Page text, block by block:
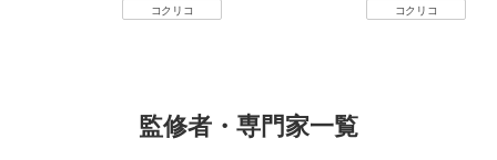
コクリコ コクリコ
監修者・専門家一覧